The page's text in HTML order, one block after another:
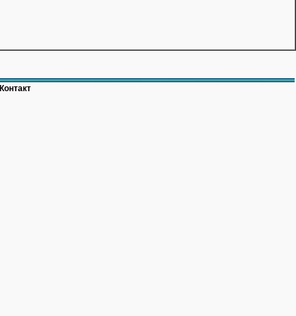
Контакт